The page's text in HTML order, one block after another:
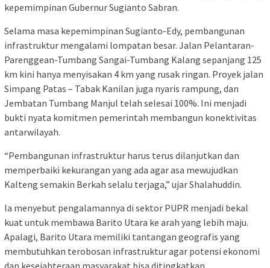
kepemimpinan Gubernur Sugianto Sabran.
Selama masa kepemimpinan Sugianto-Edy, pembangunan
infrastruktur mengalami lompatan besar. Jalan Pelantaran-
Parenggean-Tumbang Sangai-Tumbang Kalang sepanjang 125
km kini hanya menyisakan 4 km yang rusak ringan. Proyek jalan
Simpang Patas – Tabak Kanilan juga nyaris rampung, dan
Jembatan Tumbang Manjul telah selesai 100%. Ini menjadi
bukti nyata komitmen pemerintah membangun konektivitas
antarwilayah.
“Pembangunan infrastruktur harus terus dilanjutkan dan
memperbaiki kekurangan yang ada agar asa mewujudkan
Kalteng semakin Berkah selalu terjaga,” ujar Shalahuddin.
Ia menyebut pengalamannya di sektor PUPR menjadi bekal
kuat untuk membawa Barito Utara ke arah yang lebih maju.
Apalagi, Barito Utara memiliki tantangan geografis yang
membutuhkan terobosan infrastruktur agar potensi ekonomi
dan kesejahteraan masyarakat bisa ditingkatkan.